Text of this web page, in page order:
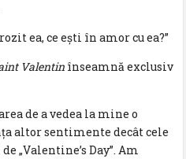
ea, ce ești în amor cu ea?”
Valentin înseamnă exclusiv
de a vedea la mine o
altor sentimente decât cele
„Valentine’s Day”. Am